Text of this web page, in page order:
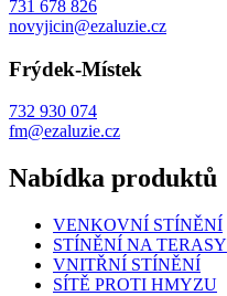
731 678 826
novyjicin@ezaluzie.cz
Frýdek-Místek
732 930 074
fm@ezaluzie.cz
Nabídka produktů
VENKOVNÍ STÍNĚNÍ
STÍNĚNÍ NA TERASY
VNITŘNÍ STÍNĚNÍ
SÍTĚ PROTI HMYZU